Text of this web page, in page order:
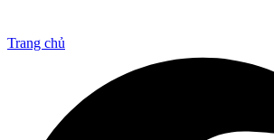
Trang chủ